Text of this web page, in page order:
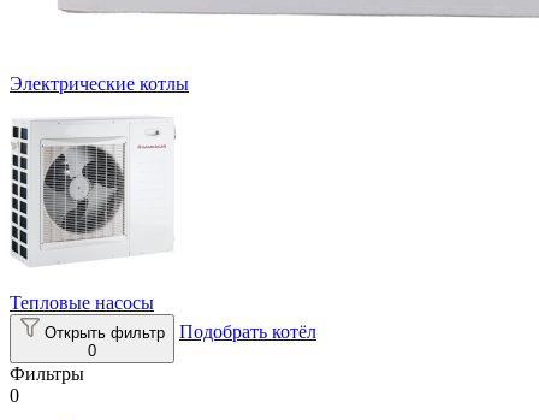
Электрические котлы
Тепловые насосы
Открыть фильтр
0
Подобрать котёл
Фильтры
0